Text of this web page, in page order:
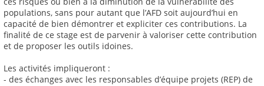
populations, sans pour autant que l’AFD soit aujourd’hui en
capacité de bien démontrer et expliciter ces contributions. La
finalité de ce stage est de parvenir à valoriser cette contribution
et de proposer les outils idoines.
Les activités impliqueront :
- des échanges avec les responsables d’équipe projets (REP) de